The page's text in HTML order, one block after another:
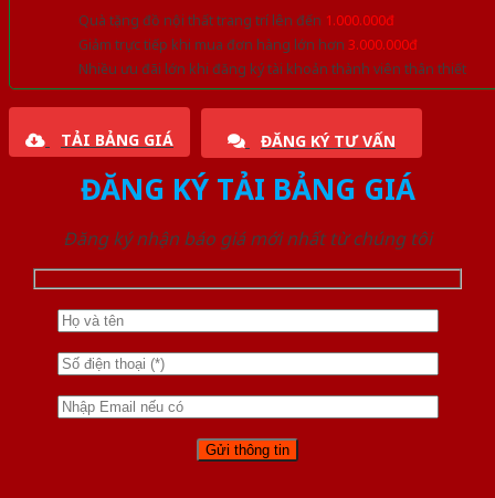
Quà tặng đồ nội thất trang trí lên đến 1.000.000đ
Giảm trực tiếp khi mua đơn hàng lớn hơn 3.000.000đ
Nhiều ưu đãi lớn khi đăng ký tài khoản thành viên thân thiết
TẢI BẢNG GIÁ ĐĂNG KÝ TƯ VẤN
ĐĂNG KÝ TẢI BẢNG GIÁ
Đăng ký nhận báo giá mới nhất từ chúng tôi